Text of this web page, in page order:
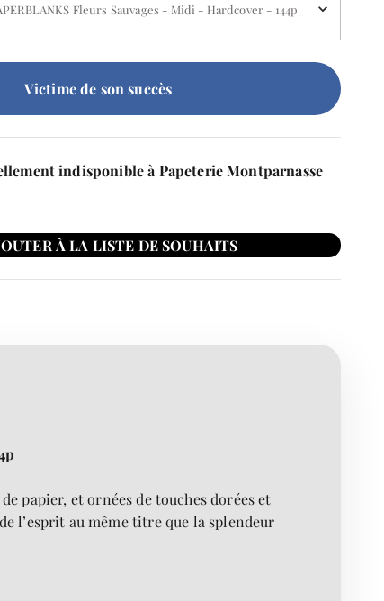
Fleurs Sauvages - Midi - Hardcover - 144p
Victime de son succès
indisponible à Papeterie Montparnasse
papier, et ornées de touches dorées et
l’esprit au même titre que la splendeur